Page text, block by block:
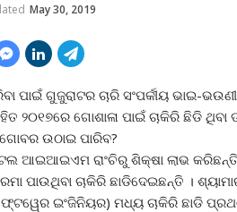
May 30, 2019
ପାଇଁ ଗୁଜୁରାଟର ଚାରି ସଂପର୍କୀୟ ଭାଇ-
୨୦୧୭ରେ ଗୋଶାଳା ପାଇଁ ଚାକିରି ଛିଡି ଥିବା
ଉଠାଇ ପାରିବ?
ଆଇଆଇଏମ ରାଂଚିରୁ ଶିକ୍ଷା ଲାଭ
ପାଉଥିବା ଚାକିରି ଛାଡିଦେଇଛନ୍ତି ।
ଇଂଜିନିୟର) ମଧ୍ୟ ଚାକିରି ଛାଡି